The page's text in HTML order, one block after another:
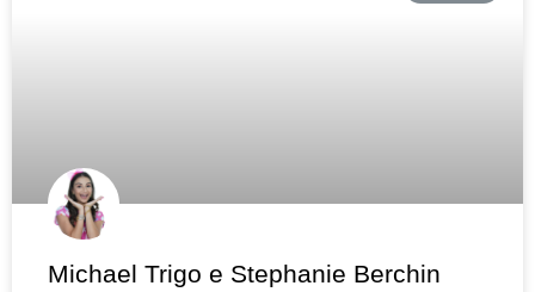
Michael Trigo e Stephanie Berchin